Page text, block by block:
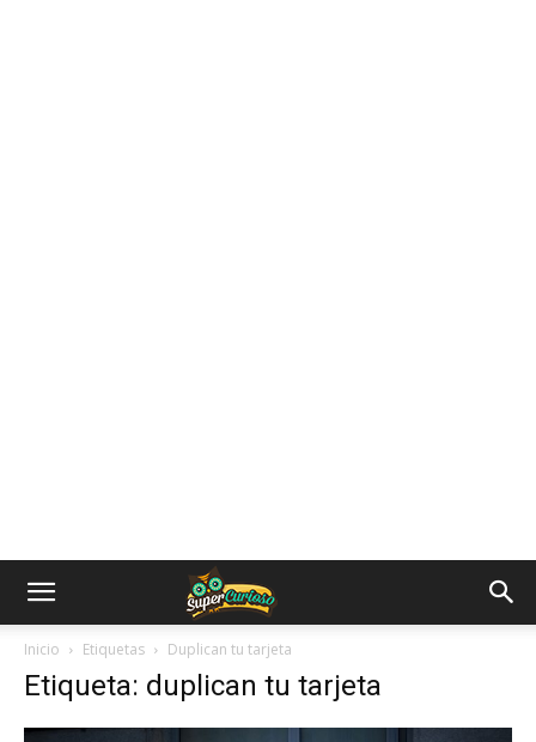
Inicio Etiquetas Duplican tu tarjeta
Etiqueta: duplican tu tarjeta